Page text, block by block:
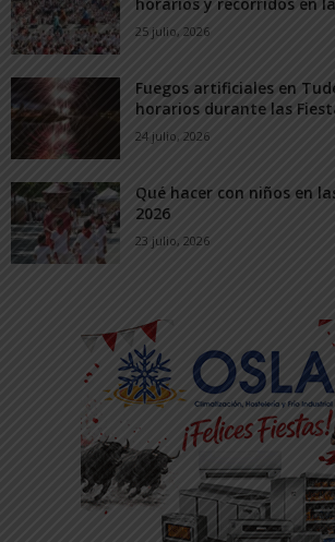
25 julio, 2026
Fuegos artificiales en
horarios durante las
24 julio, 2026
Qué hacer con niños en
2026
23 julio, 2026